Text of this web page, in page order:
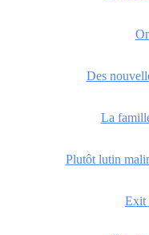
Des
La
Plutôt lutin
Exit